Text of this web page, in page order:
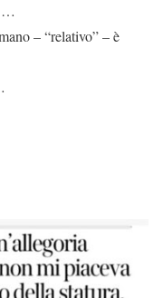
…
– “relativo” – è